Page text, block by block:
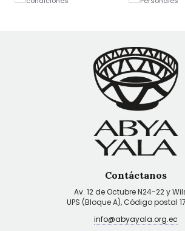
Contáctanos
Av. 12 de Octubre N24-22 y
UPS (Bloque A), Código postal
info@abyayala.org.ec